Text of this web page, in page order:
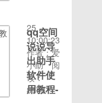
网上愉快
得冲浪，
突然QQ
就登录不
上了。提
示：账号
qq空间
说说导
出助手
软件使
用教程-
25
10:00:23
作者：爱
小助
阅
读：
8175